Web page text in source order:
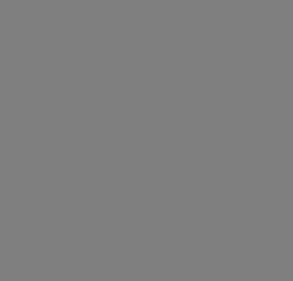
weiter belasten" mit 5
Situational Awareness: Alles